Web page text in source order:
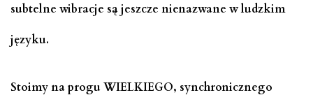
subtelne wibracje są jeszcze nienazwane w ludzkim
języku.
Stoimy na progu WIELKIEGO, synchronicznego